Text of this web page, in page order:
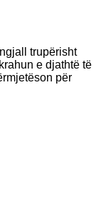
trupërisht
e djathtë të
për